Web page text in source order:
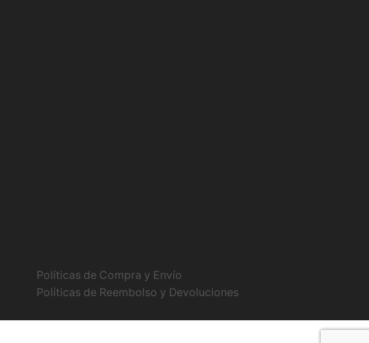
Políticas de Compra y Envío
Políticas de Reembolso y Devoluciones